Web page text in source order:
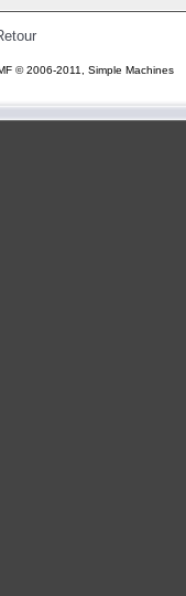
© 2006-2011, Simple Machines